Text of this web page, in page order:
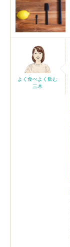
よく食べよく飲む
三木